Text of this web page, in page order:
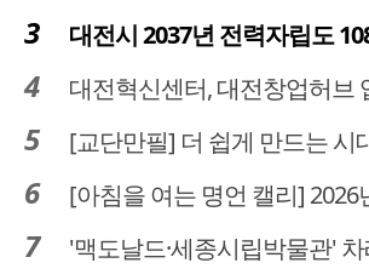
대전시 2037년 전력자립도 108% 달성
대전혁신센터, 대전창업허브 입주
[교단만필] 더 쉽게 만드는 시대, 더
[아침을 여는 명언 캘리] 2026년
'맥도날드·세종시립박물관' 차례로 오픈… 고운